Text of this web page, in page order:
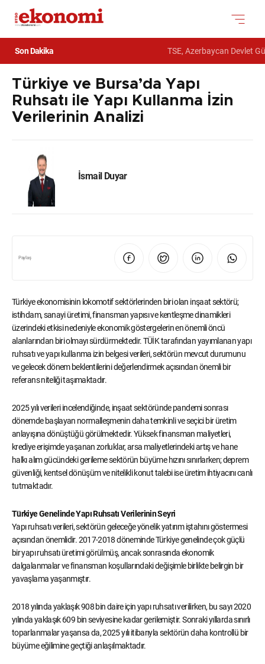
Son Dakika TSE, Azerbaycan Devlet
Türkiye ve Bursa’da Yapı
Ruhsatı ile Yapı Kullanma İzin
Verilerinin Analizi
İsmail Duyar
Paylaş
Türkiye ekonomisinin lokomotif sektörlerinden biri olan inşaat sektörü;
istihdam, sanayi üretimi, finansman yapısı ve kentleşme dinamikleri
üzerindeki etkisi nedeniyle ekonomik göstergelerin en önemli öncü
alanlarından biri olmayı sürdürmektedir. TÜİK tarafından yayımlanan yapı
ruhsatı ve yapı kullanma izin belgesi verileri, sektörün mevcut durumunu
ve gelecek dönem beklentilerini değerlendirmek açısından önemli bir
referans niteliği taşımaktadır.
2025 yılı verileri incelendiğinde, inşaat sektöründe pandemi sonrası
dönemde başlayan normalleşmenin daha temkinli ve seçici bir üretim
anlayışına dönüştüğü görülmektedir. Yüksek finansman maliyetleri,
krediye erişimde yaşanan zorluklar, arsa maliyetlerindeki artış ve hane
halkı alım gücündeki gerileme sektörün büyüme hızını sınırlarken; deprem
güvenliği, kentsel dönüşüm ve nitelikli konut talebi ise üretim ihtiyacını canlı
tutmaktadır.
Türkiye Genelinde Yapı Ruhsatı Verilerinin Seyri
Yapı ruhsatı verileri, sektörün geleceğe yönelik yatırım iştahını göstermesi
açısından önemlidir. 2017-2018 döneminde Türkiye genelinde çok güçlü
bir yapı ruhsatı üretimi görülmüş, ancak sonrasında ekonomik
dalgalanmalar ve finansman koşullarındaki değişimle birlikte belirgin bir
yavaşlama yaşanmıştır.
2018 yılında yaklaşık 908 bin daire için yapı ruhsatı verilirken, bu sayı 2020
yılında yaklaşık 609 bin seviyesine kadar gerilemiştir. Sonraki yıllarda sınırlı
toparlanmalar yaşansa da, 2025 yılı itibarıyla sektörün daha kontrollü bir
büyüme eğilimine geçtiği anlaşılmaktadır.